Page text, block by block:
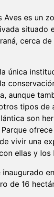
Aves es un
situado
cerca
única
aunque
tipos de
son
vivir una
ellas y los
inaugurado
de 16